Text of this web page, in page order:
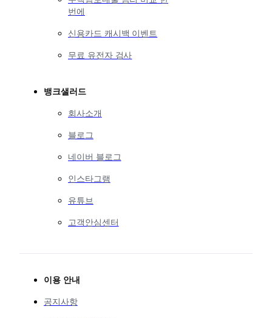
번에
신용카드 캐시백 이벤트
무료 유전자 검사
뱅크샐러드
회사소개
블로그
네이버 블로그
인스타그램
유튜브
고객안심센터
이용 안내
공지사항